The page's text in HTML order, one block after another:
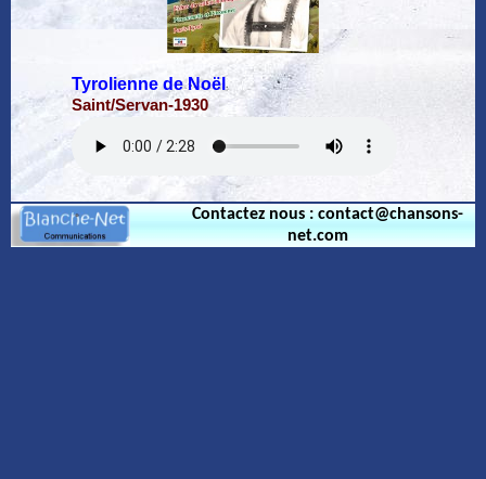
Tyrolienne de Noël
Saint/Servan-1930
Contactez nous : contact@chansons-
net.com